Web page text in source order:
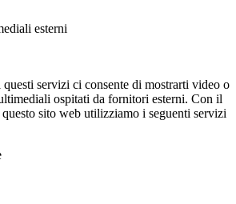
esterni
servizi ci consente di mostrarti video o
ospitati da fornitori esterni. Con il
questo sito web utilizziamo i seguenti servizi